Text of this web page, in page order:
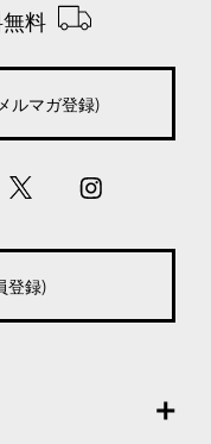
料
ルマガ登録)
登録)